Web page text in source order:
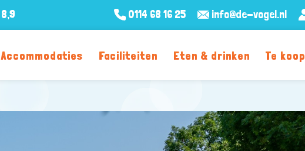
8,9 0114 68 16 25 info@de-vogel.nl
Accommodaties Faciliteiten Eten & drinken Te koop